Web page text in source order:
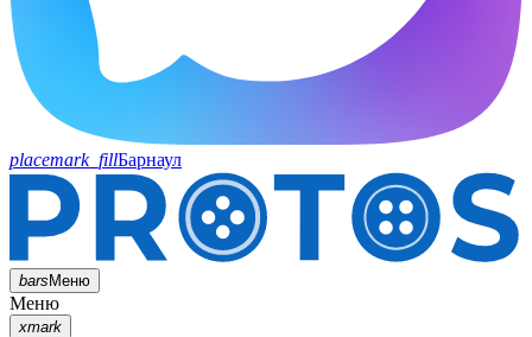
placemark_fillБарнаул
barsМеню
Меню
xmark